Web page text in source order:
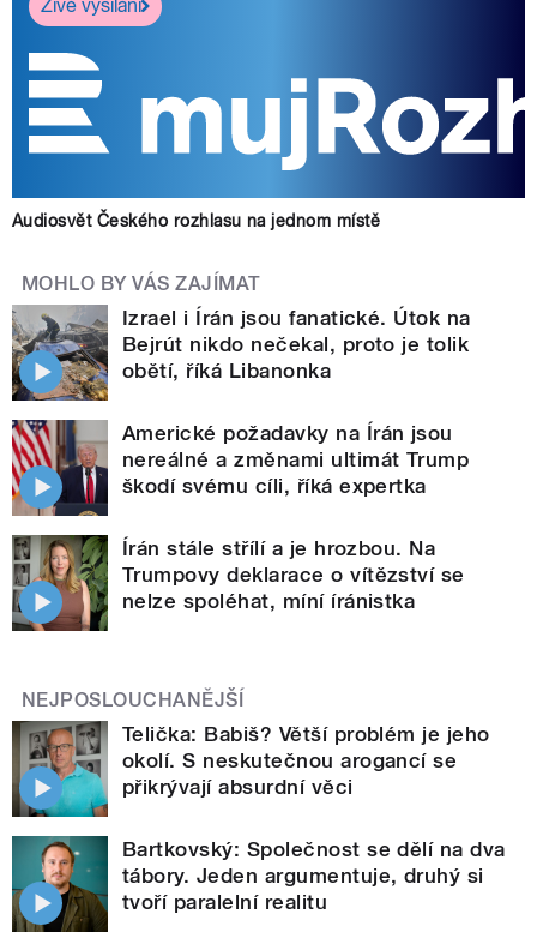
Živé vysílání
Audiosvět Českého rozhlasu na jednom místě
MOHLO BY VÁS ZAJÍMAT
Izrael i Írán jsou fanatické. Útok na
Bejrút nikdo nečekal, proto je tolik
obětí, říká Libanonka
Americké požadavky na Írán jsou
nereálné a změnami ultimát Trump
škodí svému cíli, říká expertka
Írán stále střílí a je hrozbou. Na
Trumpovy deklarace o vítězství se
nelze spoléhat, míní íránistka
NEJPOSLOUCHANĚJŠÍ
Telička: Babiš? Větší problém je jeho
okolí. S neskutečnou arogancí se
přikrývají absurdní věci
Bartkovský: Společnost se dělí na dva
tábory. Jeden argumentuje, druhý si
tvoří paralelní realitu